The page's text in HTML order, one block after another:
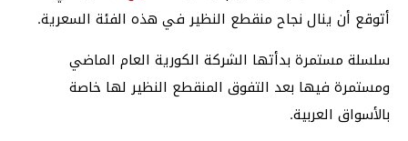
أتوقع أن ينال نجاح منقطع النظير في هذه الفئة السعرية.
سلسلة مستمرة بدأتها الشركة الكورية العام الماضي
ومستمرة فيها بعد التفوق المنقطع النظير لها خاصة
بالأسواق العربية.